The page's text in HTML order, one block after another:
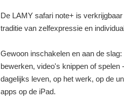
De LAMY safari note+ is
traditie van zelfexpressie en
Gewoon inschakelen en aan de
bewerken, video's knippen of
dagelijks leven, op het werk, op de
apps op de iPad.